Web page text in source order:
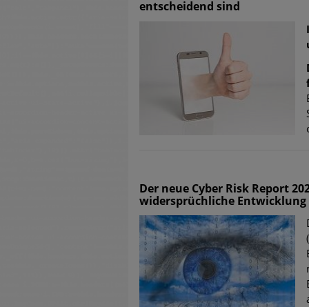
entscheidend sind
Der neue Cyber Risk Report
widersprüchliche Entwicklung